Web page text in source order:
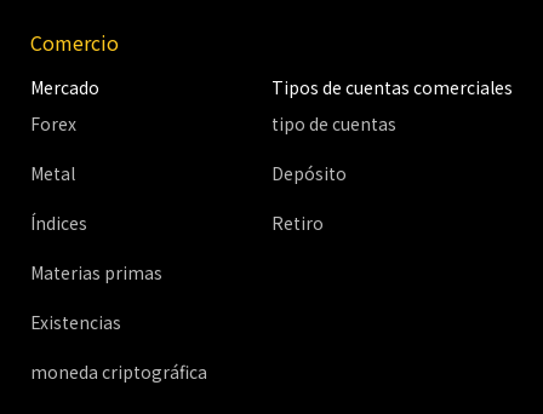
Comercio
Mercado
Forex
Metal
Índices
Materias primas
Existencias
moneda criptográfica
Tipos de cuentas comerciales
tipo de cuentas
Depósito
Retiro